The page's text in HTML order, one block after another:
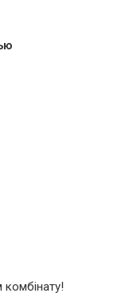
комбінату!